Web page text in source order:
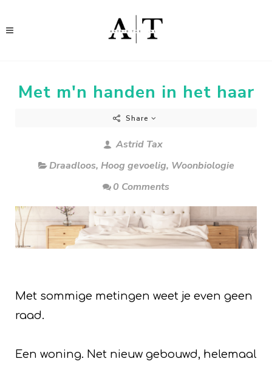
Met m'n handen in het haar
Share
Astrid Tax
Draadloos, Hoog gevoelig, Woonbiologie
0 Comments
Met sommige metingen weet je even geen
raad.
Een woning. Net nieuw gebouwd, helemaal